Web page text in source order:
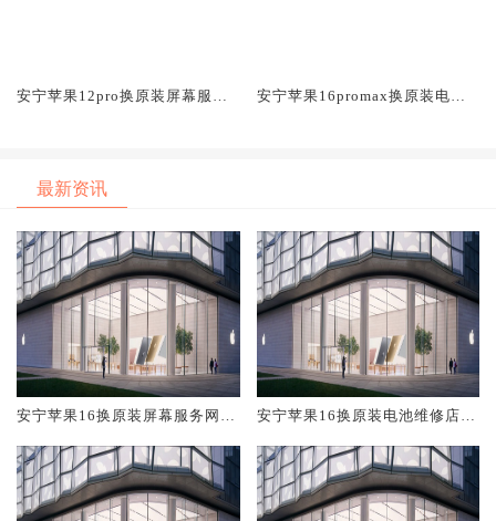
安宁苹果12pro换原装屏幕服务
安宁苹果16promax换原装电池
最新资讯
安宁苹果16换原装屏幕服务网点
安宁苹果16换原装电池维修店大